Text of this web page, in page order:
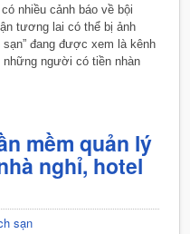
nhiều cảnh báo về bội
tương lai có thể bị ảnh
đang được xem là kênh
người có tiền nhàn
mềm quản lý
nghỉ, hotel
sạn